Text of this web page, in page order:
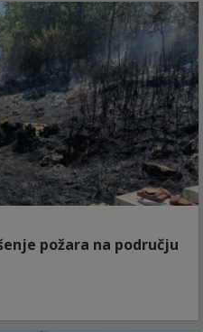
požara na području